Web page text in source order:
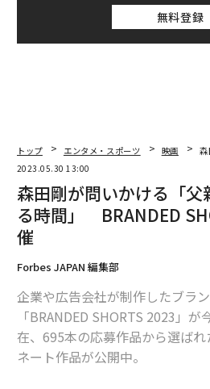
無料登録
トップ エンタメ・スポーツ 映画
2023.05.30 13:00
森田剛が問いかける「父
る時間」 BRANDED
催
Forbes JAPAN 編集部
企業や広告会社が制作したブラ
「BRANDED SHORTS 2023」
在、695本の応募作品から選ば
ネート作品が公開中。